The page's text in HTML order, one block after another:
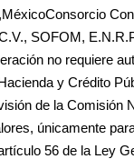
SOFOM,
no requiere
y Crédito
de la Comisión
únicamente
56 de la Ley